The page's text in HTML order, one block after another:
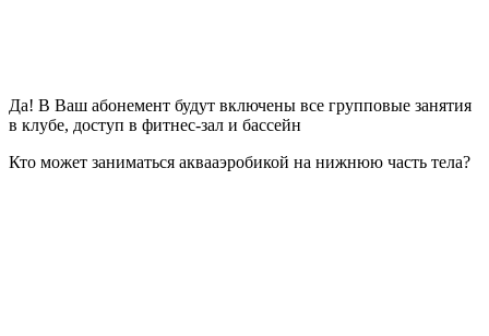
Да! В Ваш абонемент будут включены все групповые занятия
в клубе, доступ в фитнес-зал и бассейн
Кто может заниматься аквааэробикой на нижнюю часть тела?